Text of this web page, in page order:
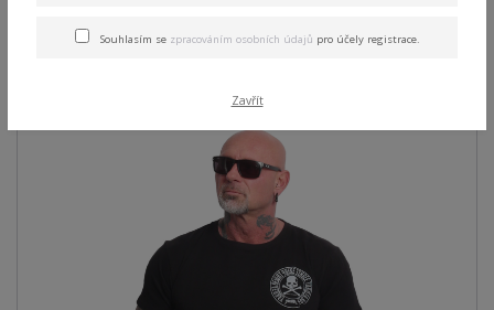
Regular T-Shirt black 2XL
Souhlasím se zpracováním osobních údajů pro účely registrace.
Zavřít